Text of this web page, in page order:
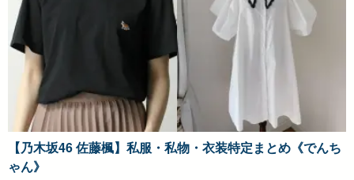
【乃木坂46 佐藤楓】私服・私物・衣装特定まとめ《でんち
ゃん》